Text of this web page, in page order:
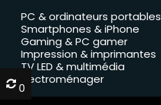
PC & ordinateurs portables
Smartphones & iPhone
Gaming & PC gamer
Impression & imprimantes
TV LED & multimédia
Électroménager
0
0